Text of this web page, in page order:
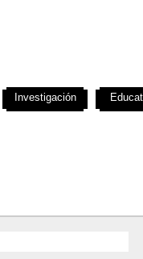
Investigación